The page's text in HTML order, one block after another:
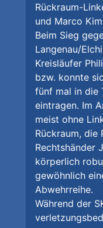
Rückraum-
und Marco
Beim Sieg
Langenau/
Kreisläufer
bzw. konnte
fünf mal in die
eintragen. Im
meist ohne
Rückraum, die
Rechtshänder
körperlich
gewöhnlich
Abwehrreihe.
Während der